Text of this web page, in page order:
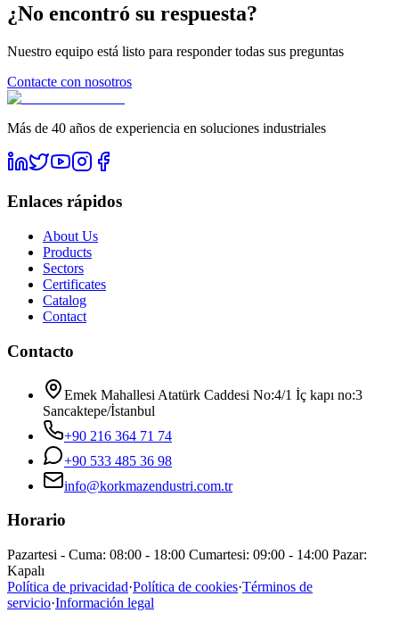
¿No encontró su respuesta?
Nuestro equipo está listo para responder todas sus preguntas
Contacte con nosotros
Más de 40 años de experiencia en soluciones industriales
Enlaces rápidos
About Us
Products
Sectors
Certificates
Catalog
Contact
Contacto
Emek Mahallesi Atatürk Caddesi No:4/1 İç kapı no:3
Sancaktepe/İstanbul
+90 216 364 71 74
+90 533 485 36 98
info@korkmazendustri.com.tr
Horario
Pazartesi - Cuma: 08:00 - 18:00 Cumartesi: 09:00 - 14:00 Pazar:
Kapalı
Política de privacidad·Política de cookies·Términos de
servicio·Información legal